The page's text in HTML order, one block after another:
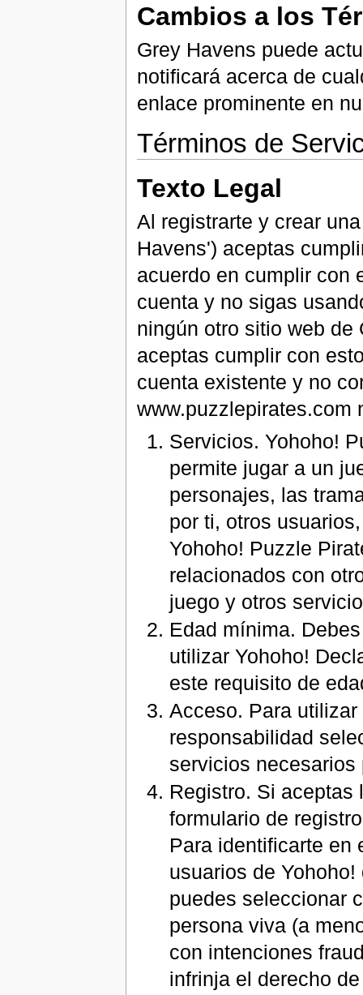
Cambios a los
Grey Havens puede
notificará acerca de
enlace prominente en
Términos de
Texto Legal
Al registrarte y crear
Havens') aceptas
acuerdo en cumplir con
cuenta y no sigas
ningún otro sitio web
aceptas cumplir con
cuenta existente y no
www.puzzlepirates.com
Servicios. Yohoho!
permite jugar a un
personajes, las
por ti, otros
Yohoho! Puzzle
relacionados con
juego y otros
Edad mínima.
utilizar Yohoho!
este requisito de
Acceso. Para
responsabilidad
servicios necesarios
Registro. Si aceptas
formulario de
Para identificarte en
usuarios de
puedes seleccionar
persona viva (a
con intenciones
infrinja el derecho